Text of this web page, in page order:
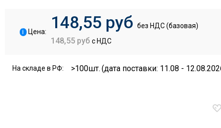
i Цена: 148,55 руб без НДС (базовая)
148,55 руб с НДС
На складе в РФ: >100шт. (дата поставки: 11.08 -